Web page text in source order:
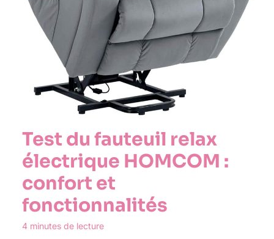
Test du fauteuil relax
électrique HOMCOM :
confort et
fonctionnalités
4 minutes de lecture